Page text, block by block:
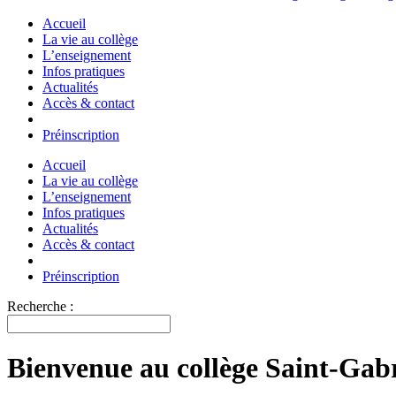
Accueil
La vie au collège
L’enseignement
Infos pratiques
Actualités
Accès & contact
Préinscription
Accueil
La vie au collège
L’enseignement
Infos pratiques
Actualités
Accès & contact
Préinscription
Recherche :
Bienvenue au collège Saint-